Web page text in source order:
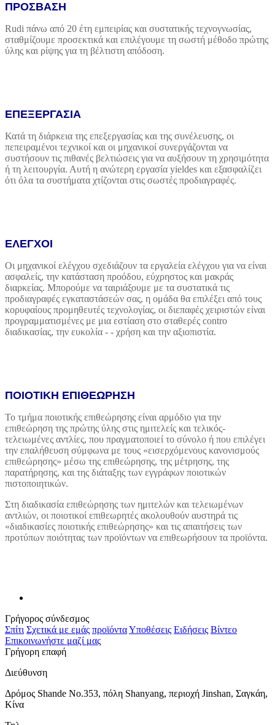
ΠΡΟΣΒΑΣΗ
Rudi πάνω από 20 έτη εμπειρίας και συστατικής τεχνογνωσίας,
σταθμίζουμε προσεκτικά και επιλέγουμε τη σωστή μέθοδο πρώτης
ύλης και ρίψης για τη βέλτιστη απόδοση.
ΕΠΕΞΕΡΓΑΣΙΑ
Κατά τη διάρκεια της επεξεργασίας και της συνέλευσης, οι
πεπειραμένοι τεχνικοί και οι μηχανικοί συνεργάζονται να
συστήσουν τις πιθανές βελτιώσεις για να αυξήσουν τη χρησιμότητα
ή τη λειτουργία. Αυτή η ανώτερη εργασία yieldes και εξασφαλίζει
ότι όλα τα συστήματα χτίζονται στις σωστές προδιαγραφές.
ΕΛΕΓΧΟΙ
Οι μηχανικοί ελέγχου σχεδιάζουν τα εργαλεία ελέγχου για να είναι
ασφαλείς, την κατάσταση προόδου, εύχρηστος και μακράς
διαρκείας. Μπορούμε να ταιριάξουμε με τα συστατικά τις
προδιαγραφές εγκαταστάσεών σας, η ομάδα θα επιλέξει από τους
κορυφαίους προμηθευτές τεχνολογίας, οι διεπαφές χειριστών είναι
προγραμματισμένες με μια εστίαση στο σταθερές contro
διαδικασίας, την ευκολία - - χρήση και την αξιοπιστία.
ΠΟΙΟΤΙΚΗ ΕΠΙΘΕΩΡΗΣΗ
Το τμήμα ποιοτικής επιθεώρησης είναι αρμόδιο για την
επιθεώρηση της πρώτης ύλης στις ημιτελείς και τελικός-
τελειωμένες αντλίες, που πραγματοποιεί το σύνολο ή που επιλέγει
την επαλήθευση σύμφωνα με τους «εισερχόμενους κανονισμούς
επιθεώρησης» μέσω της επιθεώρησης, της μέτρησης, της
παρατήρησης, και της διάταξης των εγγράφων ποιοτικών
πιστοποιητικών.
Στη διαδικασία επιθεώρησης των ημιτελών και τελειωμένων
αντλιών, οι ποιοτικοί επιθεωρητές ακολουθούν αυστηρά τις
«διαδικασίες ποιοτικής επιθεώρησης» και τις απαιτήσεις των
προτύπων ποιότητας των προϊόντων να επιθεωρήσουν τα προϊόντα.
Γρήγορος σύνδεσμος
Σπίτι Σχετικά με εμάς προϊόνταΥποθέσεις Ειδήσεις Βίντεο
Επικοινωνήστε μαζί μας
Γρήγορη επαφή
Διεύθυνση
Δρόμος Shande No.353, πόλη Shanyang, περιοχή Jinshan, Σαγκάη,
Κίνα